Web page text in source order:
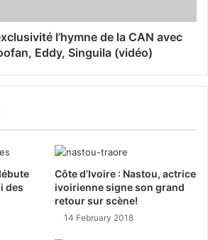
l’hymne de la CAN avec
Eddy, Singuila (vidéo)
des
Côte d’Ivoire : Nastou, actrice
ivoirienne signe son grand
retour sur scène!
14 February 2018